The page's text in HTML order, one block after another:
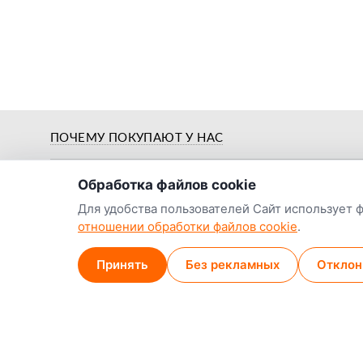
о насПОЧЕМУ ПОКУПАЮТ У НАС
Цены от заводов-
производителей
подготовка и
обкатка
Обработка файлов cookie
Для удобства пользователей Сайт
отношении обработки файлов cookie.
Принять Без рекламных